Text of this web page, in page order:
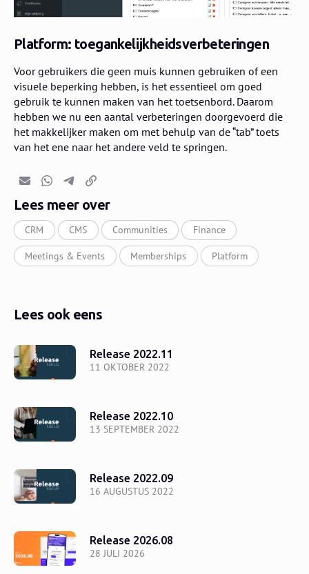
Platform: toegankelijkheidsverbeteringen
Voor gebruikers die geen muis kunnen gebruiken of een
visuele beperking hebben, is het essentieel om goed
gebruik te kunnen maken van het toetsenbord. Daarom
hebben we nu een aantal verbeteringen doorgevoerd die
het makkelijker maken om met behulp van de “tab” toets
van het ene naar het andere veld te springen.
E-mailWhatsapp
TelegramKopieer link
Lees meer over
CRM CMS Communities Finance
Meetings & Events Memberships Platform
Lees ook eens
11 OKTOBER 2022
Release 2022.11
13 SEPTEMBER 2022
Release 2022.10
16 AUGUSTUS 2022
Release 2022.09
28 JULI 2026
Release 2026.08